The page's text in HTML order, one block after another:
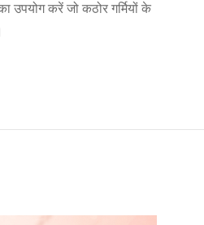
करें जो कठोर गर्मियों के